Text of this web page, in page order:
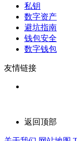
私钥
数字资产
避坑指南
钱包安全
数字钱包
友情链接
返回顶部